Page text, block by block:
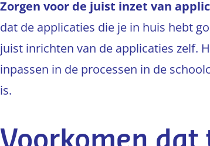
Zorgen voor de juist inzet van
dat de applicaties die je in huis hebt
juist inrichten van de applicaties zelf.
inpassen in de processen in de
is.